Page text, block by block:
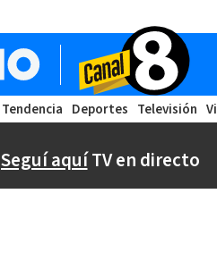
Tendencia Deportes Televisión
Seguí aquíTV en directo